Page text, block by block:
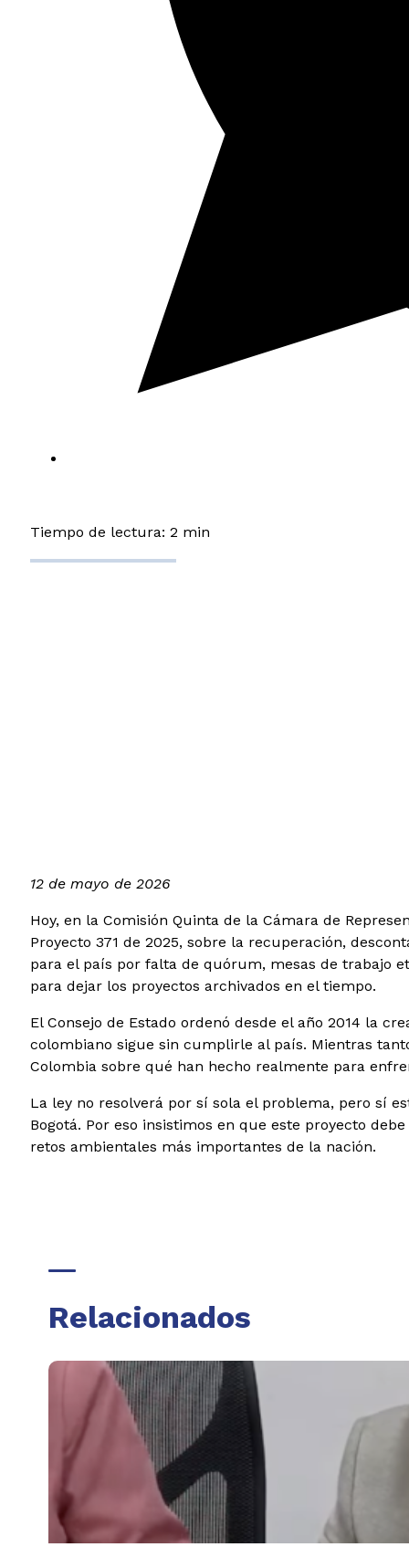
Tiempo de lectura: 2 min
12 de mayo de 2026
Hoy, en la Comisión Quinta de la Cámara de
Proyecto 371 de 2025, sobre la recuperación,
para el país por falta de quórum, mesas de trabajo
para dejar los proyectos archivados en el tiempo.
El Consejo de Estado ordenó desde el año 2014 la
colombiano sigue sin cumplirle al país. Mientras
Colombia sobre qué han hecho realmente para
La ley no resolverá por sí sola el problema, pero sí
Bogotá. Por eso insistimos en que este proyecto
retos ambientales más importantes de la nación.
Relacionados